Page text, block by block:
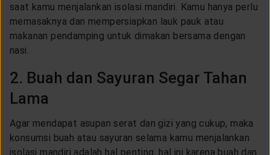
saat kamu menjalankan isolasi mandiri. Kamu hanya perlu
memasaknya dan mempersiapkan lauk pauk atau
makanan pendamping untuk dimakan bersama dengan
nasi.
2. Buah dan Sayuran Segar Tahan
Lama
Agar mendapat asupan serat dan gizi yang cukup, maka
konsumsi buah atau sayuran selama kamu menjalankan
isolasi mandiri adalah hal penting, hal ini karena buah dan